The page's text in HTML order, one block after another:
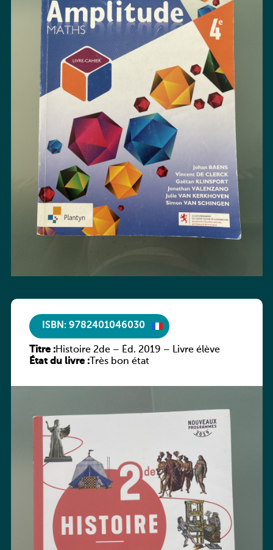
ISBN: 9782401046030
Titre :Histoire 2de – Éd. 2019 – Livre élève
État du livre :Très bon état